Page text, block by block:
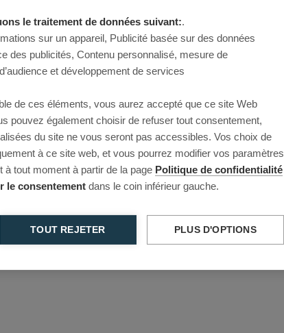
le traitement de données suivant:.
sur un appareil, Publicité basée sur des données
des publicités, Contenu personnalisé, mesure de
et développement de services
de ces éléments, vous aurez accepté que ce site Web
pouvez également choisir de refuser tout consentement,
du site ne vous seront pas accessibles. Vos choix de
à ce site web, et vous pourrez modifier vos paramètres
tout moment à partir de la page Politique de confidentialité
le consentement dans le coin inférieur gauche.
TOUT REJETER PLUS D'OPTIONS
page couldn’t load
to try again, or go back.
Back